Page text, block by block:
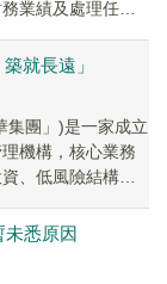
業績及處理任何
就長遠」
集團」)是一家成立
機構，核心業務
、低風險結構融
未悉原因